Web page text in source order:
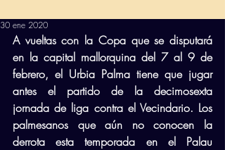
30 ene 2020
A vueltas con la Copa que se disputará
en la capital mallorquina del 7 al 9 de
febrero, el Urbia Palma tiene que jugar
antes el partido de la decimosexta
jornada de liga contra el Vecindario. Los
palmesanos que aún no conocen la
derrota esta temporada en el Palau